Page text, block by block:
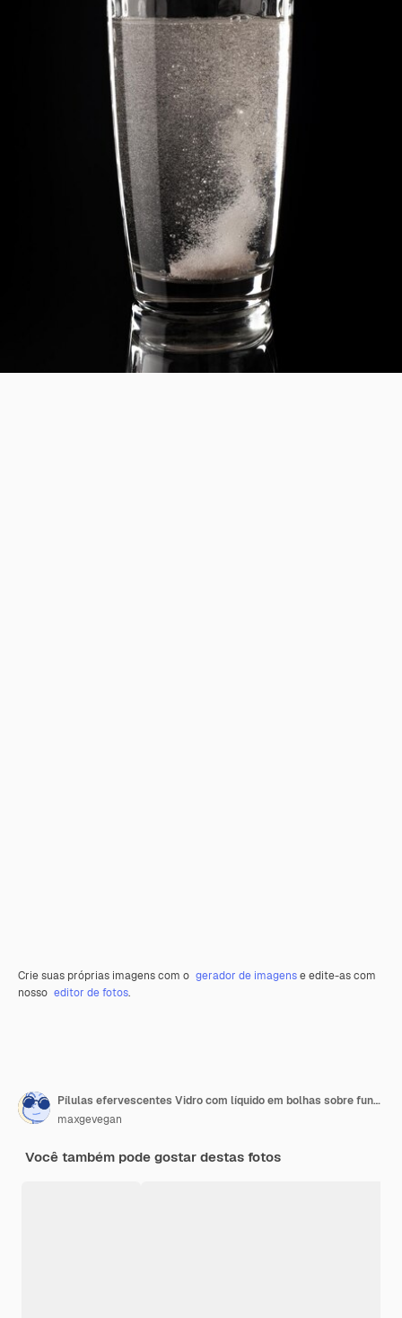
Crie suas próprias imagens com o gerador de imagense edite-as com
nosso editor de fotos.
Pílulas efervescentes Vidro com líquido em bolhas sobre fundo preto Aspirina
maxgevegan
Você também pode gostar destas fotos